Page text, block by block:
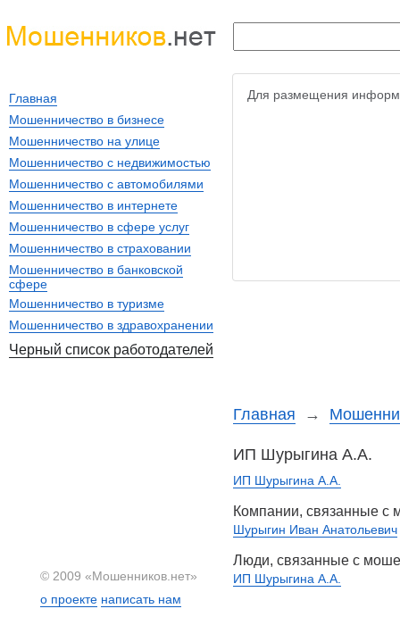
Для размещения
Главная →
ИП Шурыгина А.А.
ИП Шурыгина А.А.
Компании, связанные с
Шурыгин Иван Анатольевич
Люди, связанные с
ИП Шурыгина А.А.
Главная
Мошенничество в бизнесе
Мошенничество на улице
Мошенничество с недвижимостью
Мошенничество с автомобилями
Мошенничество в интернете
Мошенничество в сфере услуг
Мошенничество в страховании
Мошенничество в банковской
сфере
Мошенничество в туризме
Мошенничество в здравохранении
Черный список работодателей
© 2009 «Мошенников.нет»
о проекте написать нам